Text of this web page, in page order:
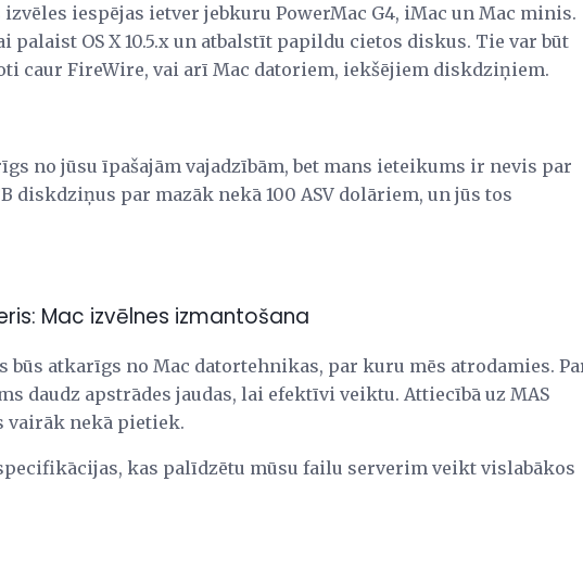
iespējas ietver jebkuru PowerMac G4, iMac un Mac minis.
palaist OS X 10.5.x un atbalstīt papildu cietos diskus. Tie var būt
caur FireWire, vai arī Mac datoriem, iekšējiem diskdziņiem.
no jūsu īpašajām vajadzībām, bet mans ieteikums ir nevis par
diskdziņus par mazāk nekā 100 ASV dolāriem, un jūs tos
Mac izvēlnes izmantošana
atkarīgs no Mac datortehnikas, par kuru mēs atrodamies.
daudz apstrādes jaudas, lai efektīvi veiktu. Attiecībā uz MAS
vairāk nekā pietiek.
kas palīdzētu mūsu failu serverim veikt vislabākos